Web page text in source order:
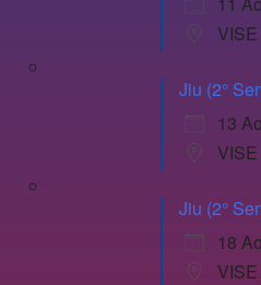
VISE
Jiu (2°
13
VISE
Jiu (2°
18
VISE